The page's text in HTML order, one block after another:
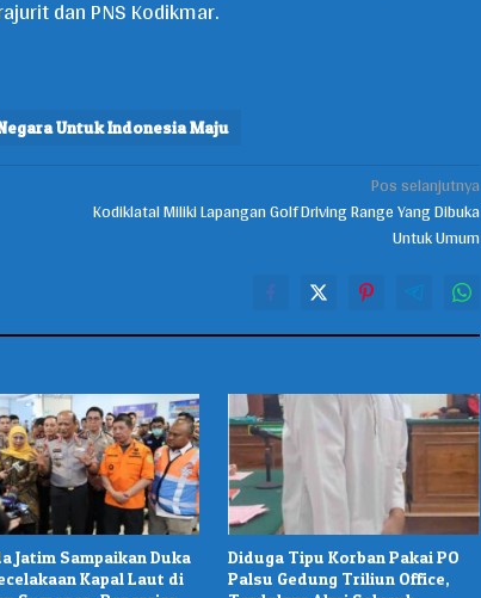
dan PNS Kodikmar.
Untuk Indonesia Maju
Pos selanjutnya
Kodiklatal Miliki Lapangan Golf Driving Range Yang Dibuka
Untuk Umum
Jatim Sampaikan Duka
Kapal Laut di
Diduga Tipu Korban Pakai PO
Palsu Gedung Triliun Office,